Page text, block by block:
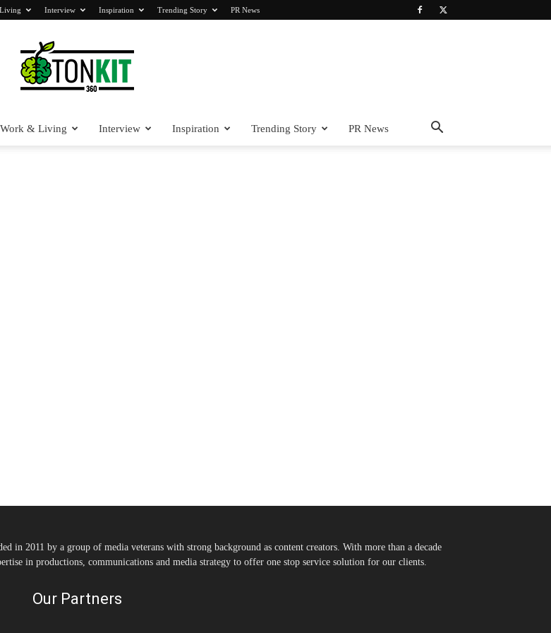
Interview Inspiration Trending Story PR News
Work & Living Interview Inspiration Trending Story PR News
in 2011 by a group of media veterans with strong background as content creators. With more than a decade
in productions, communications and media strategy to offer one stop service solution for our clients.
Our Partners